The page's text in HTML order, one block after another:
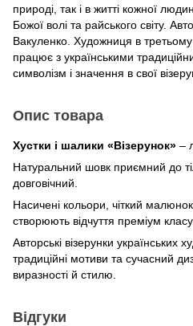
природі, так і в житті кожної
Божої волі та райського світу.
Вакуленко. Художниця в третьому
працює з українськими
символізм і значення в свої
Опис товара
Хустки і шалики «Візерунок» –
Натуральний шовк приємний до
довговічний.
Насичені кольори, чіткий
створюють відчуття преміум класу.
Авторські візерунки українських
традиційні мотиви та сучасний
виразності й стилю.
Відгуки